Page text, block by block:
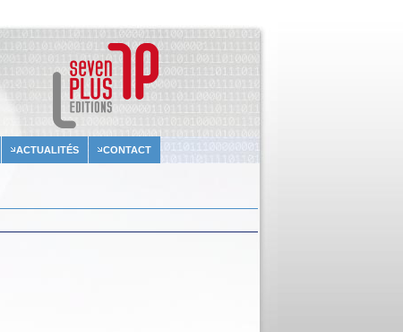
ACTUALITÉS CONTACT